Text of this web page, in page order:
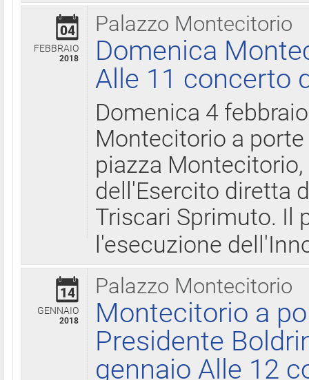
Palazzo Montecitorio
04
FEBBRAIO
2018
Domenica
Alle 11 concerto
Domenica 4
Montecitorio a
piazza
dell'Esercito diretta
Triscari Sprimuto. Il
l'esecuzione
Palazzo Montecitorio
14
GENNAIO
2018
Montecitorio a
Presidente
gennaio Alle 12